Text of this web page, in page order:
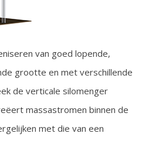
van goed lopende,
grootte en met verschillende
de verticale silomenger
massastromen binnen de
met die van een